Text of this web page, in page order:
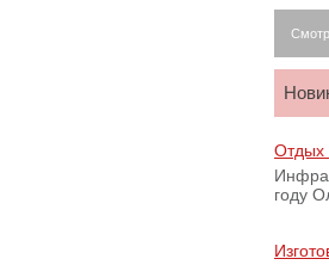
Отдых
году